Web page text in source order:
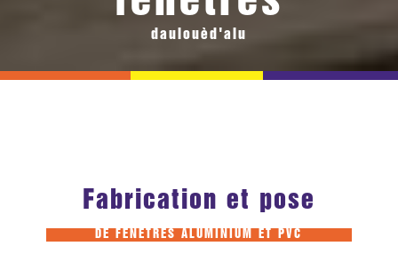
daulouèd'alu
Fabrication et pose
DE FENÊTRES ALUMINIUM ET PVC